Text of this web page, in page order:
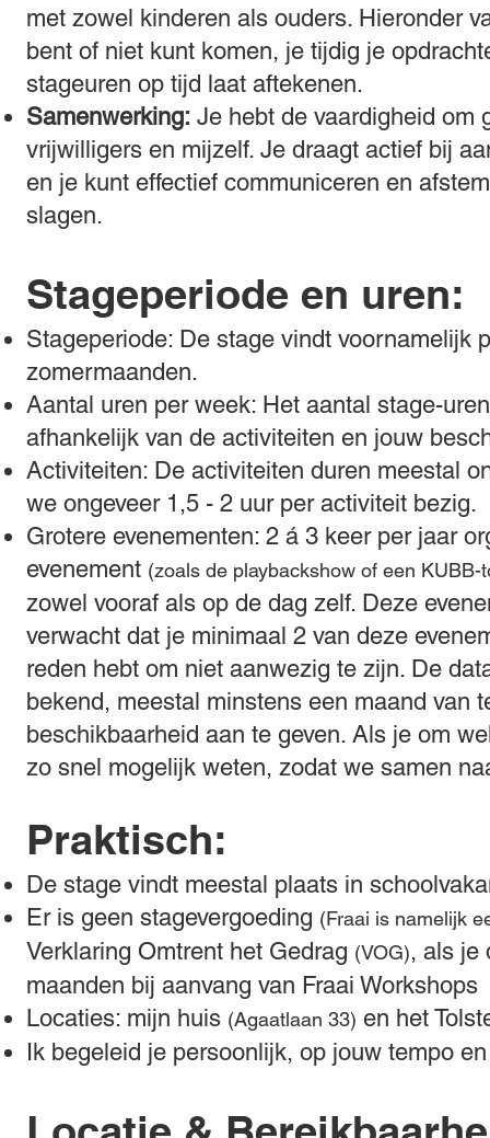
met zowel kinderen als ouders. Hieronder
bent of niet kunt komen, je tijdig je
stageuren op tijd laat aftekenen.
Samenwerking: Je hebt de vaardigheid om
vrijwilligers en mijzelf. Je draagt actief bij
en je kunt effectief communiceren en
slagen.
Stageperiode en uren:
Stageperiode: De stage vindt voornamelijk
zomermaanden.
Aantal uren per week: Het aantal stage-
afhankelijk van de activiteiten en jouw
Activiteiten: De activiteiten duren meestal
we ongeveer 1,5 - 2 uur per activiteit bezig.
Grotere evenementen: 2 á 3 keer per jaar
evenement (zoals de playbackshow of een KUBB-
zowel vooraf als op de dag zelf. Deze
verwacht dat je minimaal 2 van deze
reden hebt om niet aanwezig te zijn. De
bekend, meestal minstens een maand van
beschikbaarheid aan te geven. Als je om
zo snel mogelijk weten, zodat we samen
Praktisch:
De stage vindt meestal plaats in
Er is geen stagevergoeding (Fraai is namelijk
Verklaring Omtrent het Gedrag (VOG), als je
maanden bij aanvang van Fraai Workshops
Locaties: mijn huis (Agaatlaan 33) en het
Ik begeleid je persoonlijk, op jouw tempo